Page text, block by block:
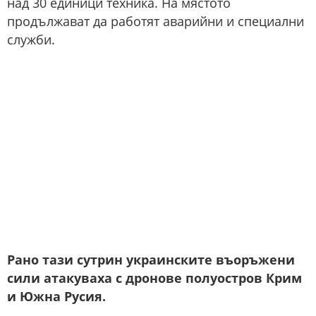
продължават да работят аварийни и специални
служби.
Рано тази сутрин украинските въоръжени
сили атакуваха с дронове полуостров Крим
и Южна Русия.